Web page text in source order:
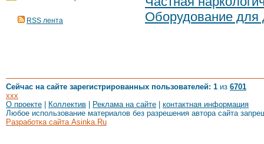
RSS лента
Оборудование для
Сейчас на сайте зарегистрированных пользователей: 1 из 6701
xxx
О проекте
Коллектив Реклама на сайте
контактная информация
Любое использование материалов без разрешения автора сайта
Разработка сайта Asinka.Ru